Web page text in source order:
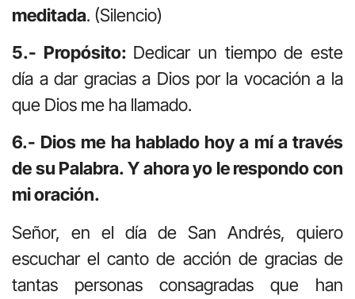
meditada. (Silencio)
5.- Propósito: Dedicar un tiempo de este
día a dar gracias a Dios por la vocación a la
que Dios me ha llamado.
6.- Dios me ha hablado hoy a mí a través
de su Palabra. Y ahora yo le respondo con
mi oración.
Señor, en el día de San Andrés, quiero
escuchar el canto de acción de gracias de
tantas personas consagradas que han